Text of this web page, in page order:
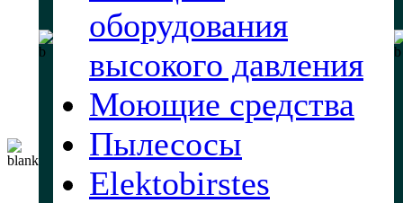
оборудования
высокого давления
Моющие средства
Пылесосы
Elektobirstes